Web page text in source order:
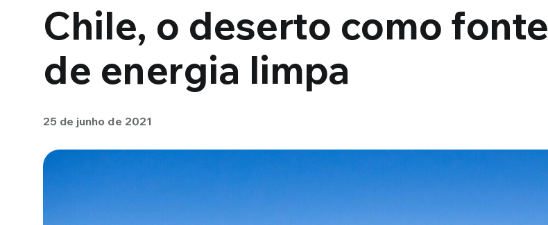
Chile, o deserto como fonte
de energia limpa
25 de junho de 2021